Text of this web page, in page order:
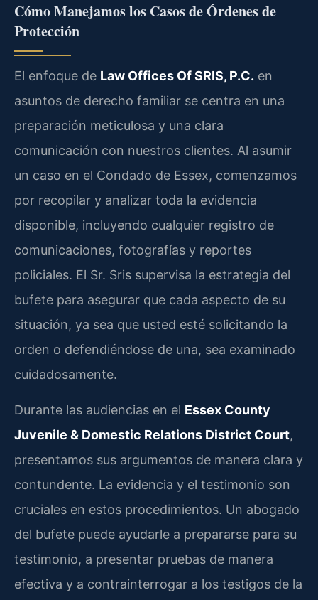
Cómo Manejamos los Casos de Órdenes de
Protección
El enfoque de Law Offices Of SRIS, P.C. en
asuntos de derecho familiar se centra en una
preparación meticulosa y una clara
comunicación con nuestros clientes. Al asumir
un caso en el Condado de Essex, comenzamos
por recopilar y analizar toda la evidencia
disponible, incluyendo cualquier registro de
comunicaciones, fotografías y reportes
policiales. El Sr. Sris supervisa la estrategia del
bufete para asegurar que cada aspecto de su
situación, ya sea que usted esté solicitando la
orden o defendiéndose de una, sea examinado
cuidadosamente.
Durante las audiencias en el Essex County
Juvenile & Domestic Relations District Court,
presentamos sus argumentos de manera clara y
contundente. La evidencia y el testimonio son
cruciales en estos procedimientos. Un abogado
del bufete puede ayudarle a prepararse para su
testimonio, a presentar pruebas de manera
efectiva y a contrainterrogar a los testigos de la